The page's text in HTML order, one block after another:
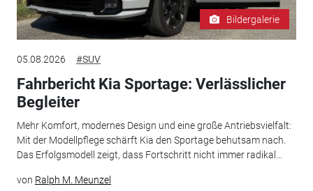
Bildergalerie
05.08.2026 #SUV
Fahrbericht Kia Sportage: Verlässlicher
Begleiter
Mehr Komfort, modernes Design und eine große Antriebsvielfalt:
Mit der Modellpflege schärft Kia den Sportage behutsam nach.
Das Erfolgsmodell zeigt, dass Fortschritt nicht immer radikal...
von Ralph M. Meunzel